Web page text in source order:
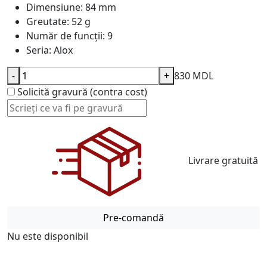
Dimensiune: 84 mm
Greutate: 52 g
Număr de funcții: 9
Seria: Alox
830 MDL
Solicită gravură (contra cost)
- +
Livrare gratuită
Pre-comandă
Nu este disponibil